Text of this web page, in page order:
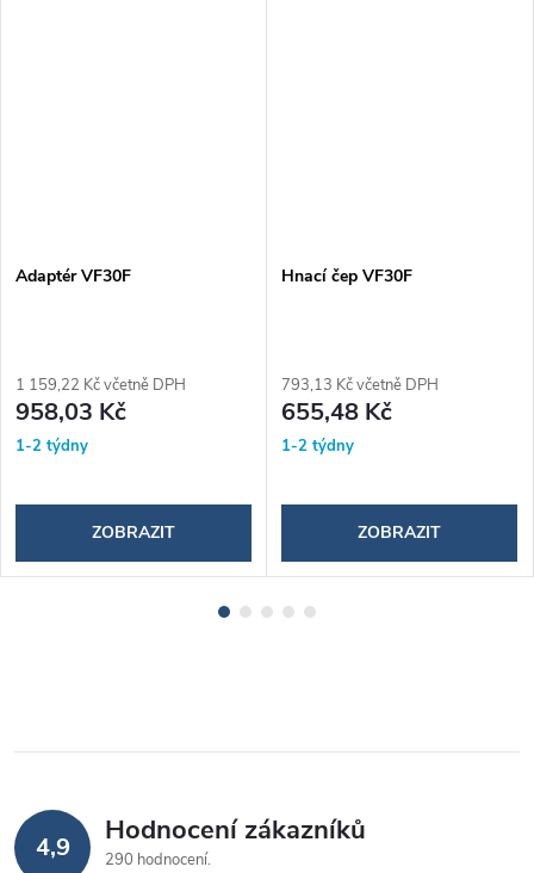
Adaptér VF30F
1 159,22 Kč včetně DPH
958,03 Kč
1-2 týdny
ZOBRAZIT
Hnací čep VF30F
793,13 Kč včetně DPH
655,48 Kč
1-2 týdny
ZOBRAZIT
4,9 Hodnocení zákazníků
290 hodnocení